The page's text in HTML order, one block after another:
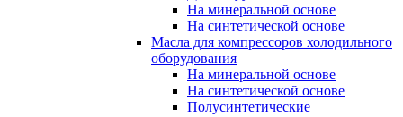
На минеральной основе
На синтетической основе
Масла для компрессоров холодильного
оборудования
На минеральной основе
На синтетической основе
Полусинтетические